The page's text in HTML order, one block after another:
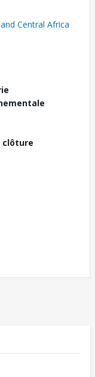
Central Africa
clôture